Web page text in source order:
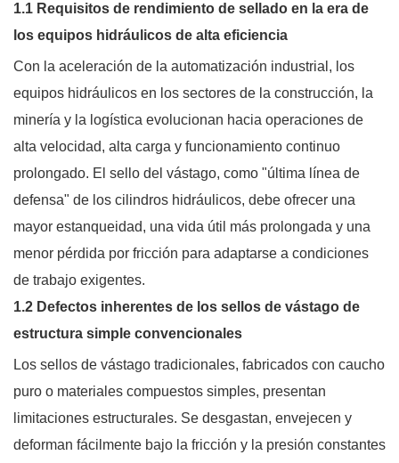
1.1 Requisitos de rendimiento de sellado en la era de
los equipos hidráulicos de alta eficiencia
Con la aceleración de la automatización industrial, los
equipos hidráulicos en los sectores de la construcción, la
minería y la logística evolucionan hacia operaciones de
alta velocidad, alta carga y funcionamiento continuo
prolongado. El sello del vástago, como "última línea de
defensa" de los cilindros hidráulicos, debe ofrecer una
mayor estanqueidad, una vida útil más prolongada y una
menor pérdida por fricción para adaptarse a condiciones
de trabajo exigentes.
1.2 Defectos inherentes de los sellos de vástago de
estructura simple convencionales
Los sellos de vástago tradicionales, fabricados con caucho
puro o materiales compuestos simples, presentan
limitaciones estructurales. Se desgastan, envejecen y
deforman fácilmente bajo la fricción y la presión constantes